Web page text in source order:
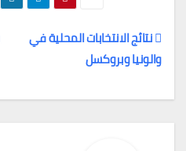
تصفّح
المقالات
نتائج الانتخابات المحلية في
والونيا وبروكسل